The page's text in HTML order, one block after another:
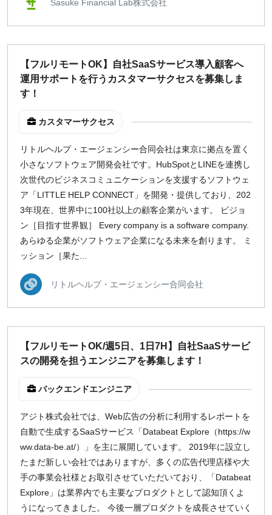
Sasuke Financial Lab株式会社
【フルリモートOK】自社SaaSサービス導入顧客へ
運用サポートを行うカスタマーサクセスを募集しま
す！
カスタマーサクセス
リトルヘルプ・エージェンシー合同会社は東京に拠点を置く
小さなソフトウェア開発会社です。HubSpotとLINEを連携し
次世代のビジネスコミュニケーションを支援するソフトウェ
ア「LITTLE HELP CONNECT」を開発・提供しており、202
3年現在、世界中に100社以上の顧客企業がいます。 ビジョ
ン［目指す世界観］ Every company is a software company.
あらゆる企業がソフトウェア企業になる未来を創ります。 ミ
ッション［果た...
リトルヘルプ・エージェンシー合同会社
【フルリモートOK/週5日、1日7H】自社SaaSサービ
スの開発を担うエンジニアを募集します！
バックエンドエンジニア
アジト株式会社では、Web広告の分析に利用するレポートを
自動で生成するSaaSサービス「Databeat Explore（https://w
ww.data-be.at/）」を主に展開しています。 2019年に設立し
たまだ新しい会社ではありますが、多くの広告代理店様や大
手の事業会社様とお取引させていただいており、「Databeat
Explore」は業界内でも主要なプロダクトとして認知頂くよ
うになってきました。 今後一層プロダクトを成長させていく